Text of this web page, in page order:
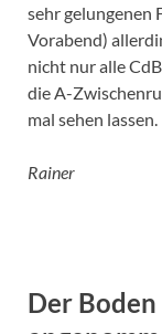
sehr gelungenen
Vorabend)
nicht nur alle
die A-
mal sehen lassen.
Rainer
Der